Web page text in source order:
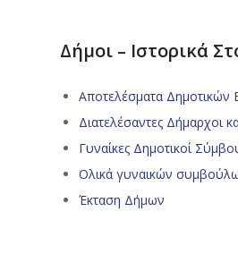
Δήμοι – Ιστορικά
Αποτελέσματα Δημοτικών
Διατελέσαντες Δήμαρχοι
Γυναίκες Δημοτικοί
Ολικά γυναικών
Έκταση Δήμων